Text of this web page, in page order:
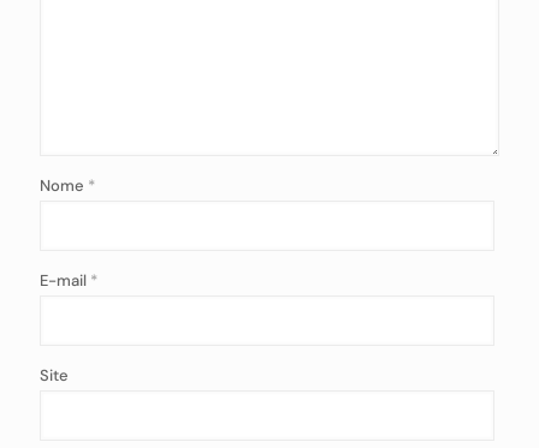
Nome *
E-mail *
Site